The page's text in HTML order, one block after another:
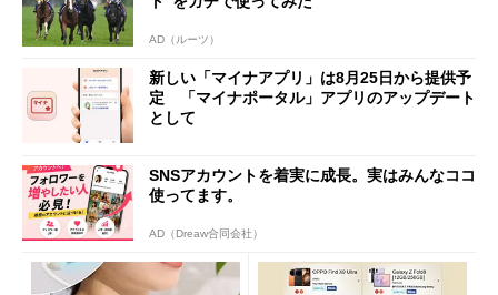
AD（ルーツ）
新しい「マイナアプリ」は8月25日から提供予
定 「マイナポータル」アプリのアップデート
として
SNSアカウントを着実に成長。実はみんなココ
使ってます。
AD（Dreaw合同会社）